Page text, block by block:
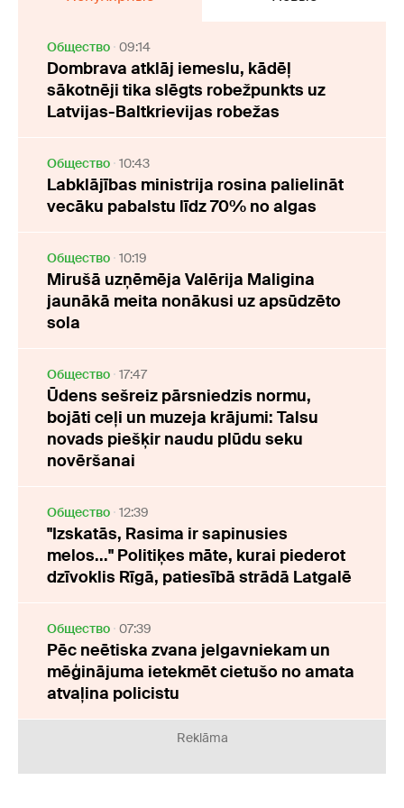
Oбщество 09:14
Dombrava atklāj iemeslu, kādēļ
sākotnēji tika slēgts robežpunkts uz
Latvijas-Baltkrievijas robežas
Oбщество 10:43
Labklājības ministrija rosina palielināt
vecāku pabalstu līdz 70% no algas
Oбщество 10:19
Mirušā uzņēmēja Valērija Maligina
jaunākā meita nonākusi uz apsūdzēto
sola
Oбщество 17:47
Ūdens sešreiz pārsniedzis normu,
bojāti ceļi un muzeja krājumi: Talsu
novads piešķir naudu plūdu seku
novēršanai
Oбщество 12:39
"Izskatās, Rasima ir sapinusies
melos..." Politiķes māte, kurai piederot
dzīvoklis Rīgā, patiesībā strādā Latgalē
Oбщество 07:39
Pēc neētiska zvana jelgavniekam un
mēģinājuma ietekmēt cietušo no amata
atvaļina policistu
Reklāma